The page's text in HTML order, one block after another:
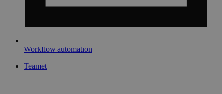
Workflow automation
Teamet